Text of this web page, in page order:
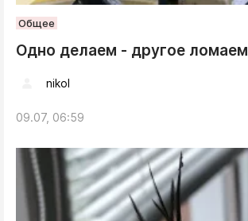
Общее
Одно делаем - другое ломаем
nikol
09.07, 06:59